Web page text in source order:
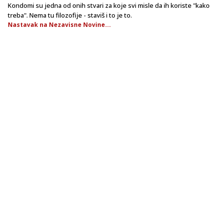
Kondomi su jedna od onih stvari za koje svi misle da ih koriste "kako
treba". Nema tu filozofije - staviš i to je to.
Nastavak na Nezavisne Novine...